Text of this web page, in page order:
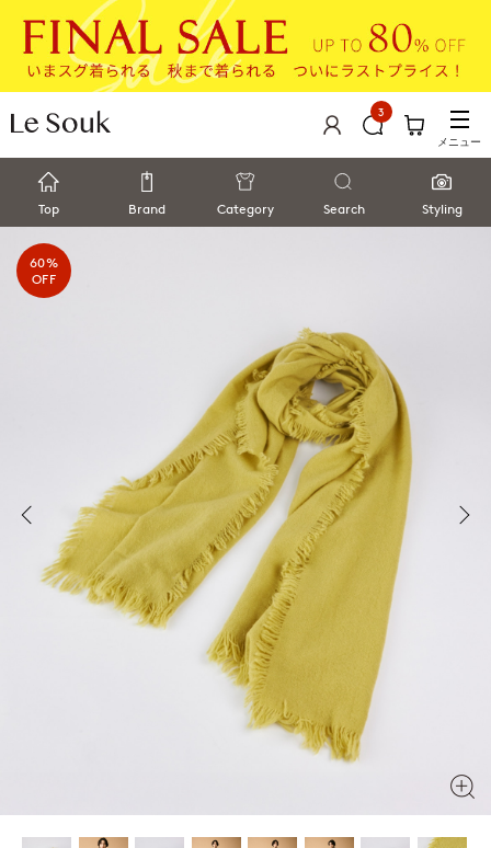
3
メニュー
Top Brand Category Search Styling
60%
OFF